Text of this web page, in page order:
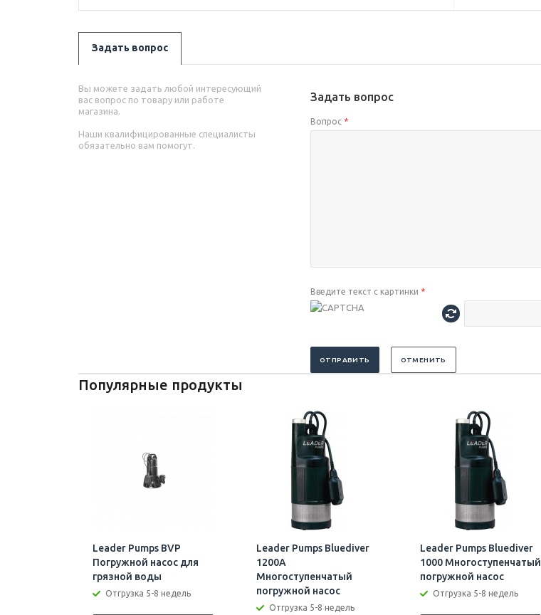
Задать вопрос
Вы можете задать любой интересующий
вас вопрос по товару или работе
магазина.
Наши квалифицированные специалисты
обязательно вам помогут.
Задать вопрос
Вопрос *
Введите текст с картинки *
ОТПРАВИТЬ ОТМЕНИТЬ
Популярные продукты
Leader Pumps BVP
Погружной насос для
грязной воды
Отгрузка 5-8 недель
Leader Pumps Bluediver
1200A
Многоступенчатый
погружной насос
Отгрузка 5-8 недель
Leader Pumps Bluediver
1000 Многоступенчатый
погружной насос
Отгрузка 5-8 недель